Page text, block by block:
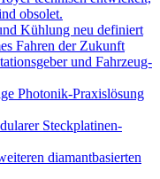
obsolet.
Kühlung neu definiert
Fahren der Zukunft
und Fahrzeug-
Photonik-Praxislösung
Steckplatinen-
diamantbasierten